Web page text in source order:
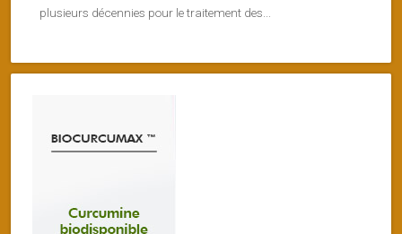
plusieurs décennies pour le traitement des...